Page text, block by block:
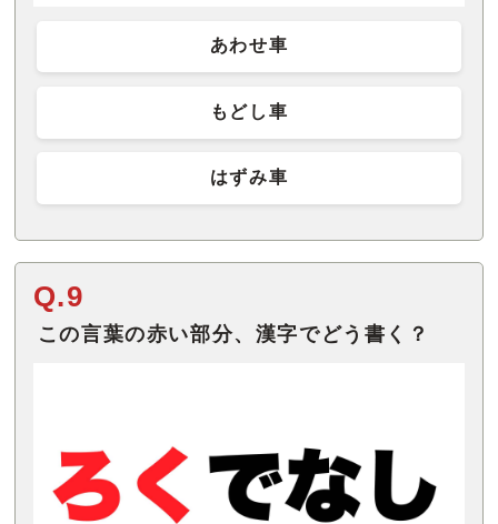
あわせ車
もどし車
はずみ車
Q.9
この言葉の赤い部分、漢字でどう書く？